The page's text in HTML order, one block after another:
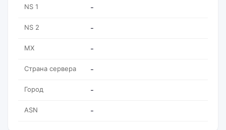
NS 1 -
NS 2 -
MX -
Страна сервера -
Город -
ASN -